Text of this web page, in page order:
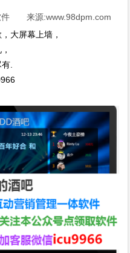
来源:www.98dpm.com
大屏幕上墙，
.